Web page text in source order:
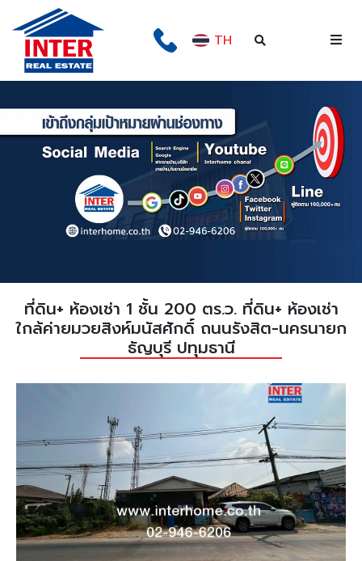
TH
ที่ดิน+ ห้องเช่า 1 ชั้น 200 ตร.ว. ที่ดิน+ ห้องเช่า
ใกล้ค่ายมวยสิงห์มนัสศักดิ์ ถนนรังสิต-นครนายก
ธัญบุรี ปทุมธานี